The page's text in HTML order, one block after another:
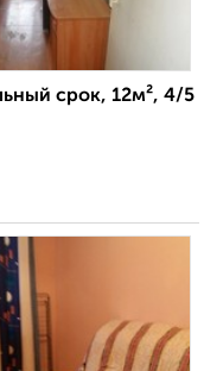
срок, 12м², 4/5